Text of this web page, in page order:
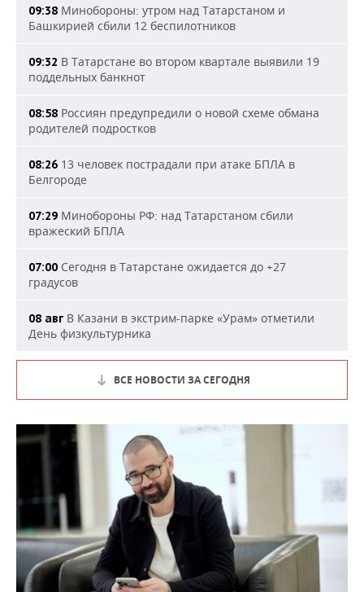
09:38 Минобороны: утром над Татарстаном и
Башкирией сбили 12 беспилотников
09:32 В Татарстане во втором квартале выявили 19
поддельных банкнот
08:58 Россиян предупредили о новой схеме обмана
родителей подростков
08:26 13 человек пострадали при атаке БПЛА в
Белгороде
07:29 Минобороны РФ: над Татарстаном сбили
вражеский БПЛА
07:00 Сегодня в Татарстане ожидается до +27
градусов
08 авг В Казани в экстрим-парке «Урам» отметили
День физкультурника
ВСЕ НОВОСТИ ЗА СЕГОДНЯ